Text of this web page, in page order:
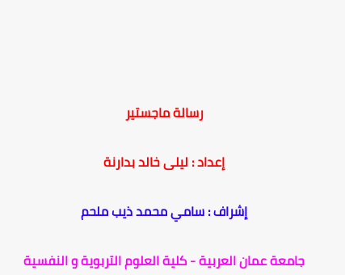
رسالة ماجستير
إعداد : ليلى خالد بدارنة
إشراف : سامي محمد ذيب ملحم
جامعة عمان العربية - كلية العلوم التربوية و النفسية